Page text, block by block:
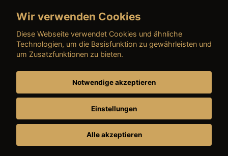
→ AGB (Gebrauchtwagen)
→ AGB (Teile & Zubehör)
→ AGB (Dienstleistungen)
Wir verwenden Cookies
Diese Webseite verwendet Cookies und ähnliche
Technologien, um die Basisfunktion zu gewährleisten und
um Zusatzfunktionen zu bieten.
Notwendige akzeptieren
Einstellungen
Alle akzeptieren